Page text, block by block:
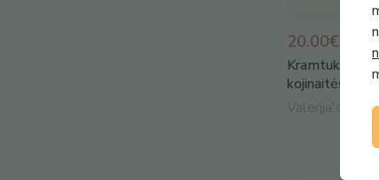
20.00€
Kramtukas
kojinaitės.
Valerija's